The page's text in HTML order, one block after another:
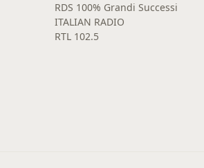
RDS 100% Grandi Successi
ITALIAN RADIO
RTL 102.5